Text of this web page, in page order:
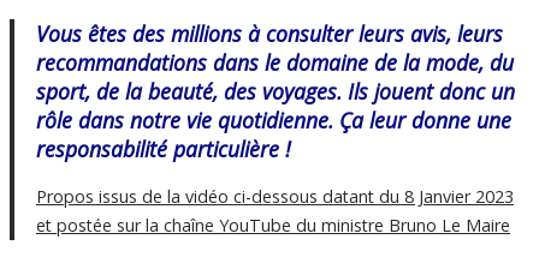
Vous êtes des millions à consulter leurs avis, leurs
recommandations dans le domaine de la mode, du
sport, de la beauté, des voyages. Ils jouent donc un
rôle dans notre vie quotidienne. Ça leur donne une
responsabilité particulière!
Propos issus de la vidéo ci-dessous datant du 8 Janvier 2023
et postée sur la chaîne YouTube du ministre Bruno Le Maire